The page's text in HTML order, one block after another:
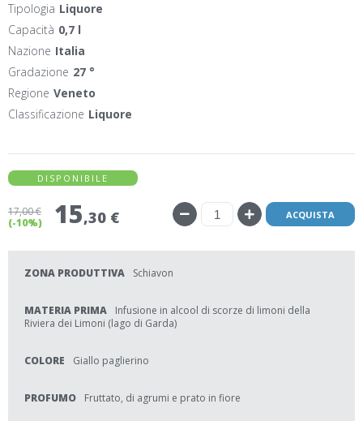
Tipologia Liquore
Capacità 0,7 l
Nazione Italia
Gradazione 27 °
Regione Veneto
Classificazione Liquore
DISPONIBILE
17,00 €
(-10%)
15,30 € ACQUISTA
ZONA PRODUTTIVA Schiavon
MATERIA PRIMA
Infusione in alcool di scorze di limoni della
Riviera dei Limoni (lago di Garda)
COLORE Giallo paglierino
PROFUMO Fruttato, di agrumi e prato in fiore